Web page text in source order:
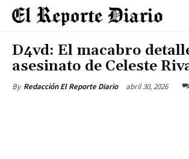
D4vd: El macabro
asesinato de Celeste
By Redacción El Reporte Diario abril 30, 2026